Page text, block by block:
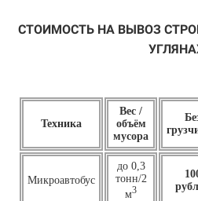
СТОИМОСТЬ НА ВЫВОЗ
Техника
Вес /
объём
мусора
Микроавтобус
до 0,3
тонн/2
м3